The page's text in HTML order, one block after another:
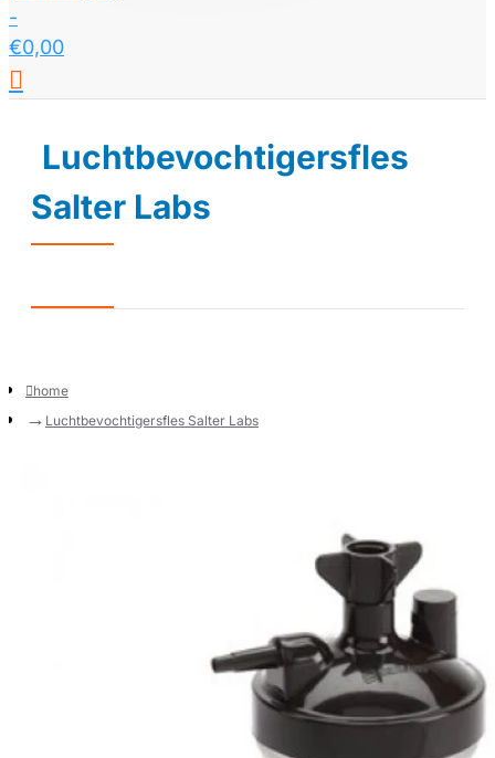
-
€0,00
Luchtbevochtigersfles
Salter Labs
home
Luchtbevochtigersfles Salter Labs